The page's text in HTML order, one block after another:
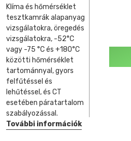
Klíma és hőmérséklet
tesztkamrák alapanyag
vizsgálatokra, öregedés
vizsgálatokra, -52°C
vagy -75 °C és +180°C
közötti hőmérséklet
tartománnyal, gyors
felfűtéssel és
lehűtéssel, és CT
esetében páratartalom
szabályozással.
További információk